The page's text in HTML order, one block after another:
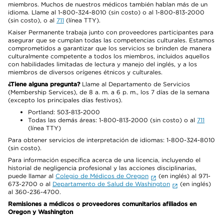
miembros. Muchos de nuestros médicos también hablan más de un
idioma. Llame al 1-800-324-8010 (sin costo) o al 1-800-813-2000
(sin costo), o al 711 (línea TTY).
Kaiser Permanente trabaja junto con proveedores participantes para
asegurar que se cumplan todas las competencias culturales. Estamos
comprometidos a garantizar que los servicios se brinden de manera
culturalmente competente a todos los miembros, incluidos aquellos
con habilidades limitadas de lectura y manejo del inglés, y a los
miembros de diversos orígenes étnicos y culturales.
¿Tiene alguna pregunta?Llame al Departamento de Servicios
(Membership Services), de 8 a. m. a 6 p. m., los 7 días de la semana
(excepto los principales días festivos).
Portland: 503-813-2000
Todas las demás áreas: 1-800-813-2000 (sin costo) o al 711
(línea TTY)
Para obtener servicios de interpretación de idiomas: 1-800-324-8010
(sin costo).
Para información específica acerca de una licencia, incluyendo el
historial de negligencia profesional y las acciones disciplinarias,
puede llamar al Colegio de Médicos de Oregon
(en inglés) al 971-
673-2700 o al Departamento de Salud de Washington
(en inglés)
al 360-236-4700.
Remisiones a médicos o proveedores comunitarios afiliados en
Oregon y Washington